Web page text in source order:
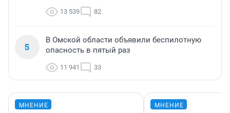
13 539 82
5
В Омской области объявили беспилотную
опасность в пятый раз
11 941 33
МНЕНИЕ МНЕНИЕ